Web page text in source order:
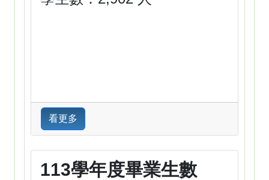
看更多
113學年度畢業生數